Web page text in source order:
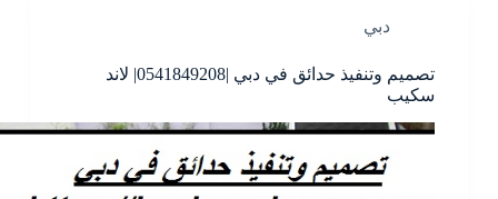
دبي
تصميم وتنفيذ حدائق في دبي |0541849208| لاند
سكيب